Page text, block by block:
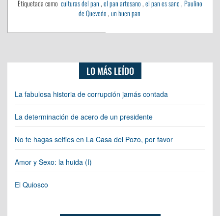
Etiquetada como culturas del pan,el pan artesano,el pan es sano, Paulino
de Quevedo,un buen pan
LO MÁS LEÍDO
La fabulosa historia de corrupción jamás contada
La determinación de acero de un presidente
No te hagas selfies en La Casa del Pozo, por favor
Amor y Sexo: la huida (I)
El Quiosco